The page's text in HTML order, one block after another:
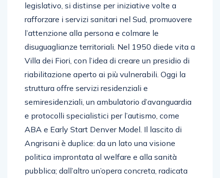
legislativo, si distinse per iniziative volte a
rafforzare i servizi sanitari nel Sud, promuovere
l’attenzione alla persona e colmare le
disuguaglianze territoriali. Nel 1950 diede vita a
Villa dei Fiori, con l’idea di creare un presidio di
riabilitazione aperto ai più vulnerabili. Oggi la
struttura offre servizi residenziali e
semiresidenziali, un ambulatorio d’avanguardia
e protocolli specialistici per l’autismo, come
ABA e Early Start Denver Model. Il lascito di
Angrisani è duplice: da un lato una visione
politica improntata al welfare e alla sanità
pubblica; dall’altro un’opera concreta, radicata